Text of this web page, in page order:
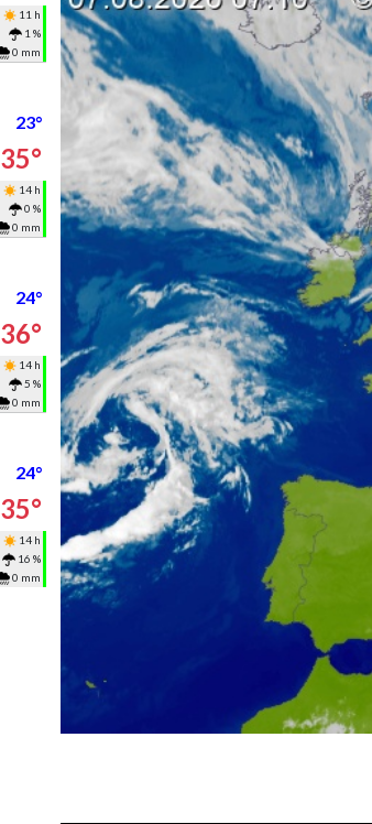
11 h
1 %
0 mm
23°
35°
14 h
0 %
0 mm
24°
36°
14 h
5 %
0 mm
24°
35°
14 h
16 %
0 mm